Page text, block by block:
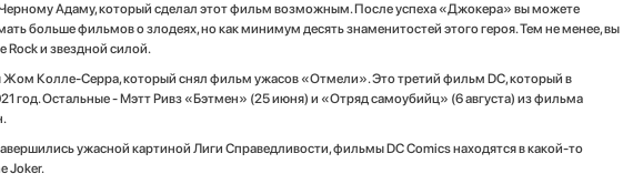
Черному Адаму, который сделал этот фильм возможным. После успеха «Джокера» вы можете
больше фильмов о злодеях, но как минимум десять знаменитостей этого героя. Тем не менее, вы
Rock и звездной силой.
Жом Колле-Серра, который снял фильм ужасов «Отмели». Это третий фильм DC, который в
год. Остальные - Мэтт Ривз «Бэтмен» (25 июня) и «Отряд самоубийц» (6 августа) из фильма
ужасной картиной Лиги Справедливости, фильмы DC Comics находятся в какой-то
Joker.